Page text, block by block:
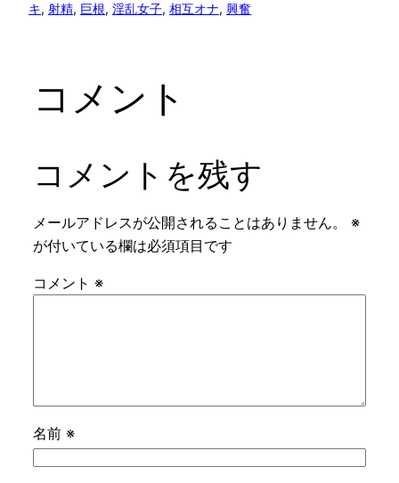
キ, 射精, 巨根, 淫乱女子, 相互オナ, 興奮
コメント
コメントを残す
メールアドレスが公開されることはありません。
※
が付いている欄は必須項目です
コメント ※
名前 ※